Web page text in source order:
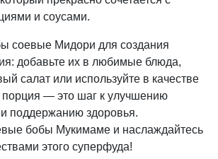
и соусами.
соевые Мидори для создания
добавьте их в любимые блюда,
салат или используйте в качестве
порция — это шаг к улучшению
поддержанию здоровья.
бобы Мукимаме и наслаждайтесь
этого суперфуда!